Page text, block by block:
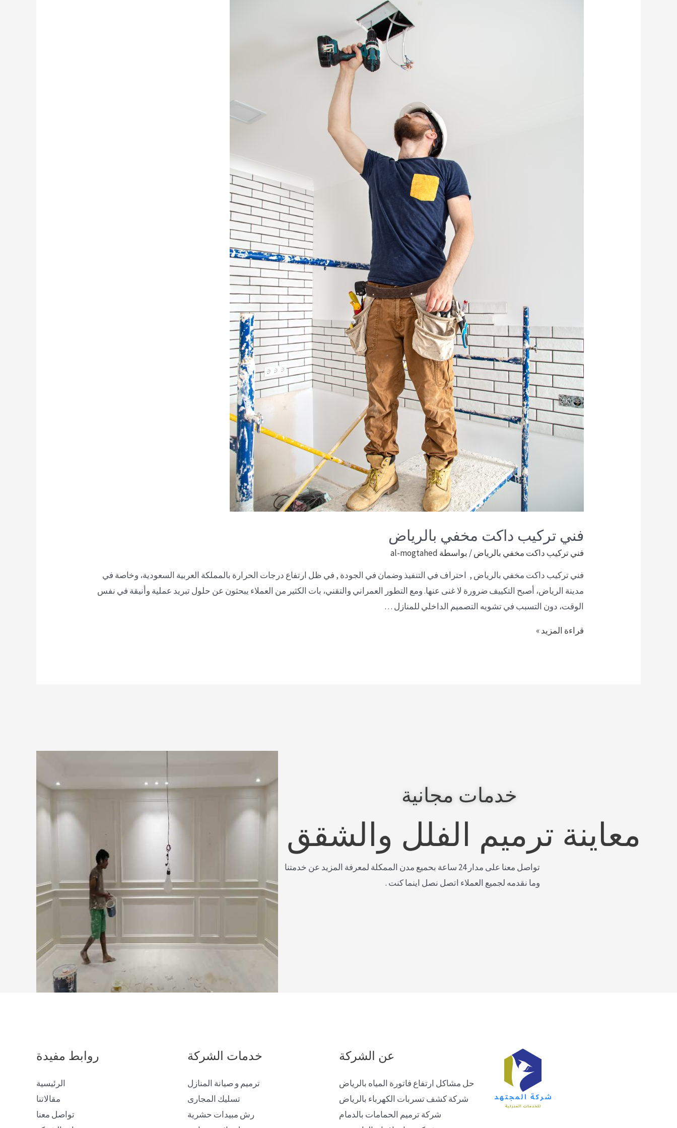
فني تركيب داكت مخفي بالرياض
فني تركيب داكت مخفي بالرياض/ بواسطة al-mogtahed
فني تركيب داكت مخفي بالرياض , احتراف في التنفيذ وضمان في الجودة , في ظل ارتفاع درجات الحرارة بالمملكة العربية السعودية، وخاصة في
مدينة الرياض، أصبح التكييف ضرورة لا غنى عنها. ومع التطور العمراني والتقني، بات الكثير من العملاء يبحثون عن حلول تبريد عملية وأنيقة في نفس
الوقت، دون التسبب في تشويه التصميم الداخلي للمنازل …
قراءة المزيد »
خدمات مجانية
معاينة ترميم الفلل والشقق
تواصل معنا على مدار 24 ساعة بحميع مدن الممكلة لمعرفة المزيد عن خدمتنا
وما نقدمه لجميع العملاء اتصل نصل اينما كنت .
عن الشركة
حل مشاكل ارتفاع فاتورة المياه بالرياض
شركة كشف تسربات الكهرباء بالرياض
شركة ترميم الحمامات بالدمام
خدمات الشركة
ترميم و صيانة المنازل
تسليك المجارى
رش مبيدات حشرية
روابط مفيدة
الرئيسية
مقالاتنا
تواصل معنا